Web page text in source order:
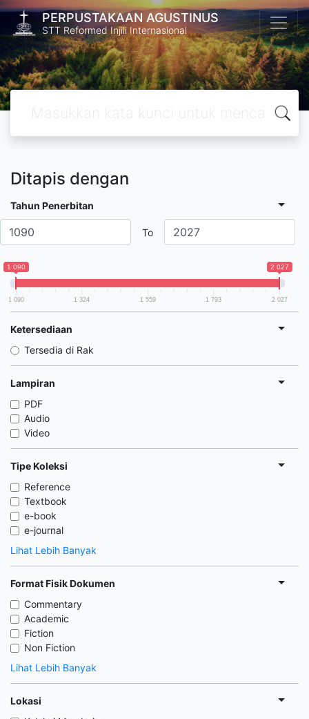
PERPUSTAKAAN AGUSTINUS
STT Reformed Injili Internasional
Ditapis dengan
Tahun Penerbitan
To
1 090 2 027
1 090 1 324 1 559 1 793 2 027
Ketersediaan
Tersedia di Rak
Lampiran
PDF
Audio
Video
Tipe Koleksi
Reference
Textbook
e-book
e-journal
Lihat Lebih Banyak
Format Fisik Dokumen
Commentary
Academic
Fiction
Non Fiction
Lihat Lebih Banyak
Lokasi